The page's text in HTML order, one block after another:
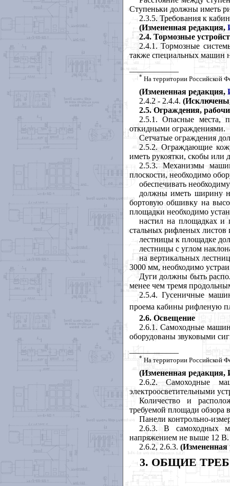
Ступеньки должны иметь
2.3.5. Требования к
(Измененная редакция,
2.4. Тормозные
2.4.1. Тормозные
также специальных машин
____________
* На территории Российской
(Измененная редакция,
2.4.2 - 2.4.4.
2.5. Ограждения,
2.5.1. Опасные места,
откидными ограждениями.
Сетчатые ограждения
2.5.2. Ограждающие
иметь рукоятки, скобы или
2.5.3. Механизмы
плоскости, необходимо
обеспечивать
должны иметь ширину
бортовую обшивку на
площадки необходимо
настил на площадках и
стальных рифленых
лестницы к площадке
лестницы с углом
на вертикальных
3000 мм, необходимо
Дуги должны быть
менее чем тремя
2.5.4. Гусеничные
проема кабины рифленую
2.6. Освещение
2.6.1. Самоходные
оборудованы звуковыми
____________
* На территории Российской
(Измененная
2.6.2. Самоходные
электроосветительными
Количество и
требуемой площади обзора
Панели контрольно-
2.6.3. В самоходных
напряжением не выше 12 В.
2.6.2, 2.6.3.
3. ОБЩИЕ